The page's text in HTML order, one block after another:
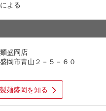
よる
盛岡店
岡市青山２－５－６０
麺盛岡を知る